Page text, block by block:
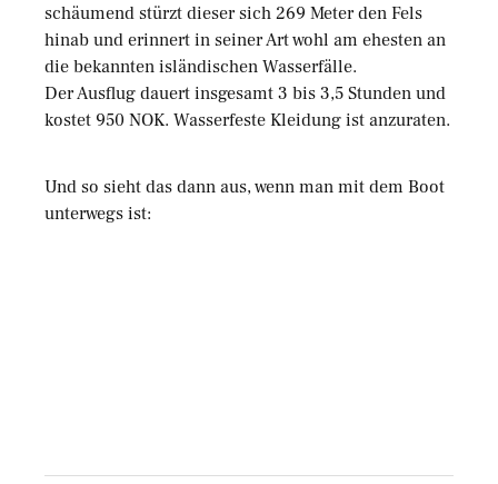
schäumend stürzt dieser sich 269 Meter den Fels
hinab und erinnert in seiner Art wohl am ehesten an
die bekannten isländischen Wasserfälle.
Der Ausflug dauert insgesamt 3 bis 3,5 Stunden und
kostet 950 NOK. Wasserfeste Kleidung ist anzuraten.
Und so sieht das dann aus, wenn man mit dem Boot
unterwegs ist: